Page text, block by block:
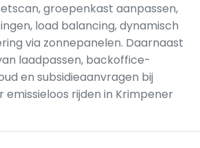
groepenkast aanpassen,
load balancing, dynamisch
via zonnepanelen. Daarnaast
laadpassen, backoffice-
en subsidieaanvragen bij
emissieloos rijden in Krimpener